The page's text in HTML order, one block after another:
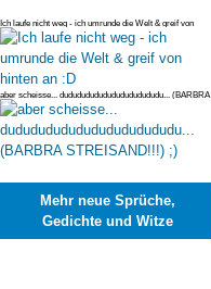
Ich laufe nicht weg - ich umrunde die Welt & greif von
hinten an :D
aber scheisse... dudududududududududududu... (BARBRA
STREISAND!!!) ;)
Mehr neue Sprüche,
Gedichte und Witze